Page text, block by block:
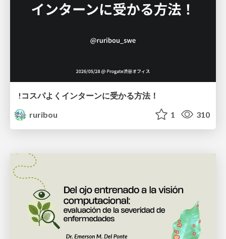
!コスパよくインターンに受かる方法！
ruribou
1 310